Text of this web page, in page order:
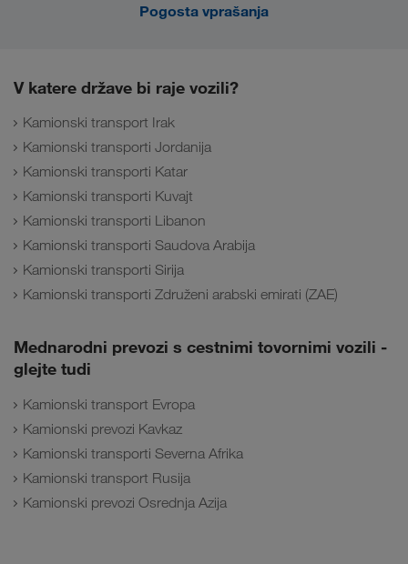
Pogosta vprašanja
V katere države bi raje vozili?
Kamionski transport Irak
Kamionski transporti Jordanija
Kamionski transporti Katar
Kamionski transporti Kuvajt
Kamionski transporti Libanon
Kamionski transporti Saudova Arabija
Kamionski transporti Sirija
Kamionski transporti Združeni arabski emirati (ZAE)
Mednarodni prevozi s cestnimi tovornimi vozili -
glejte tudi
Kamionski transport Evropa
Kamionski prevozi Kavkaz
Kamionski transporti Severna Afrika
Kamionski transport Rusija
Kamionski prevozi Osrednja Azija